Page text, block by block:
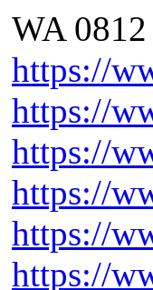
WA
https://
https://
https://
https://
https://
https://